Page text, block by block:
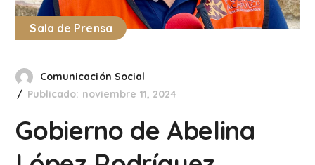
Sala de Prensa
Comunicación Social
Publicado: noviembre 11, 2024
Gobierno de Abelina